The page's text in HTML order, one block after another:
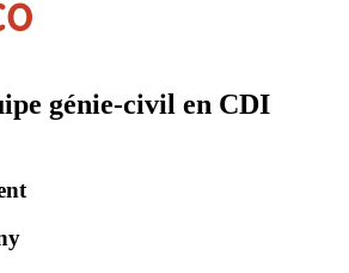
génie-civil en CDI